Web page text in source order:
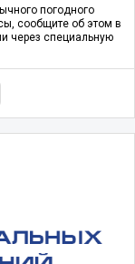
погодного
сообщите об этом в
через специальную